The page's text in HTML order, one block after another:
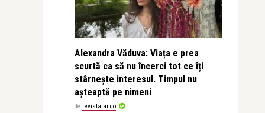
Alexandra Văduva: Viața e prea
scurtă ca să nu încerci tot ce îți
stârnește interesul. Timpul nu
așteaptă pe nimeni
de revistatango